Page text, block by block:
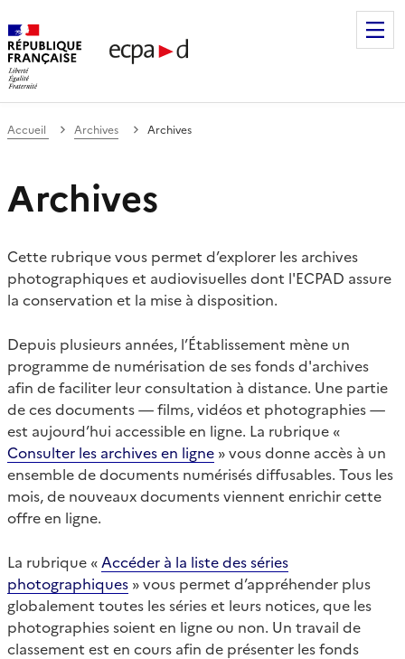
de communication et de production
Accueil Archives Archives
Archives
Cette rubrique vous permet d’explorer les archives
photographiques et audiovisuelles dont l'ECPAD assure
la conservation et la mise à disposition.
Depuis plusieurs années, l’Établissement mène un
programme de numérisation de ses fonds d'archives
afin de faciliter leur consultation à distance. Une partie
de ces documents — films, vidéos et photographies —
est aujourd’hui accessible en ligne. La rubrique «
Consulter les archives en ligne » vous donne accès à un
ensemble de documents numérisés diffusables. Tous les
mois, de nouveaux documents viennent enrichir cette
offre en ligne.
La rubrique « Accéder à la liste des séries
photographiques » vous permet d’appréhender plus
globalement toutes les séries et leurs notices, que les
photographies soient en ligne ou non. Un travail de
classement est en cours afin de présenter les fonds